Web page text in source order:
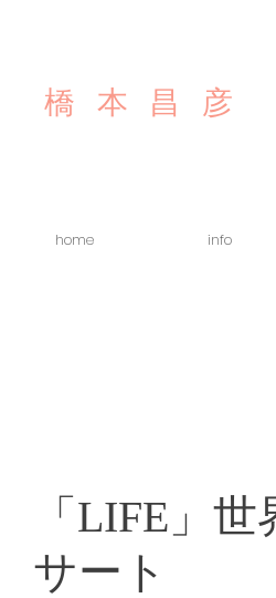
橋本昌彦
home info
「LIFE」
サート